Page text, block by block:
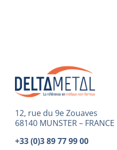
12, rue du 9e Zouaves
68140 MUNSTER – FRANCE
+33 (0)3 89 77 99 00